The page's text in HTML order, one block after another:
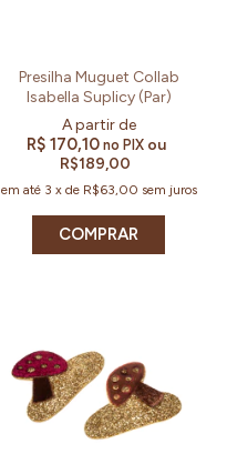
Presilha Muguet Collab
Isabella Suplicy (Par)
R$ 170,10 no PIX ou
R$189,00
em até 3 x de R$63,00 sem juros
COMPRAR